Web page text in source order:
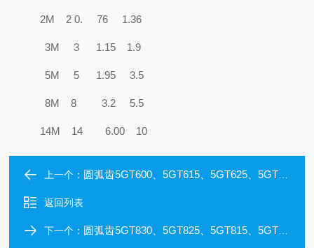
2M 2 0. 76 1.36
3M 3 1.15 1.9
5M 5 1.95 3.5
8M 8 3.2 5.5
14M 14 6.00 10
上一个： 圆弧齿5GT600、5GT615、5GT625、5GT635、5GT645、5GT670、5GT675同步带耐高温皮带
返回列表
下一个： 圆弧齿5GT830、5GT825、5GT815、5GT810、5GT800、5GT775、5GT770同步带耐高温皮带